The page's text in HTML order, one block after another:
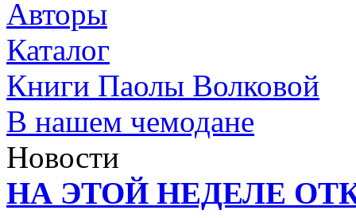
Авторы
Каталог
Книги Паолы Волковой
В нашем чемодане
Новости
НА ЭТОЙ НЕДЕЛЕ